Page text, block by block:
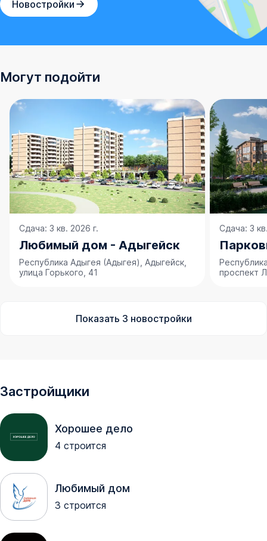
Новостройки
Могут подойти
Сдача: 3 кв. 2026 г.
Любимый дом - Адыгейск
Республика Адыгея (Адыгея), Адыгейск,
улица Горького, 41
Сдача: 3
проспект
Показать 3 новостройки
Застройщики
Хорошее дело
4 строится
Любимый дом
3 строится